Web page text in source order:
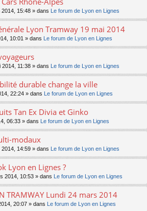
2014, 15:48 » dans Le forum de Lyon en Lignes
Lyon Tramway 19 mai 2014
10:01 » dans Le forum de Lyon en Lignes
2014, 11:38 » dans Le forum de Lyon en Lignes
durable change la ville
22:24 » dans Le forum de Lyon en Lignes
Tan Ex Divia et Ginko
06:33 » dans Le forum de Lyon en Lignes
modaux
2014, 14:59 » dans Le forum de Lyon en Lignes
Lyon en Lignes ?
2014, 10:53 » dans Le forum de Lyon en Lignes
TRAMWAY Lundi 24 mars 2014
20:07 » dans Le forum de Lyon en Lignes